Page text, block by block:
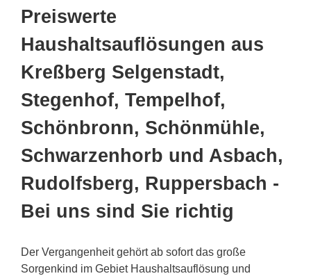
Preiswerte
Haushaltsauflösungen aus
Kreßberg Selgenstadt,
Stegenhof, Tempelhof,
Schönbronn, Schönmühle,
Schwarzenhorb und Asbach,
Rudolfsberg, Ruppersbach -
Bei uns sind Sie richtig
Der Vergangenheit gehört ab sofort das große
Sorgenkind im Gebiet Haushaltsauflösung und